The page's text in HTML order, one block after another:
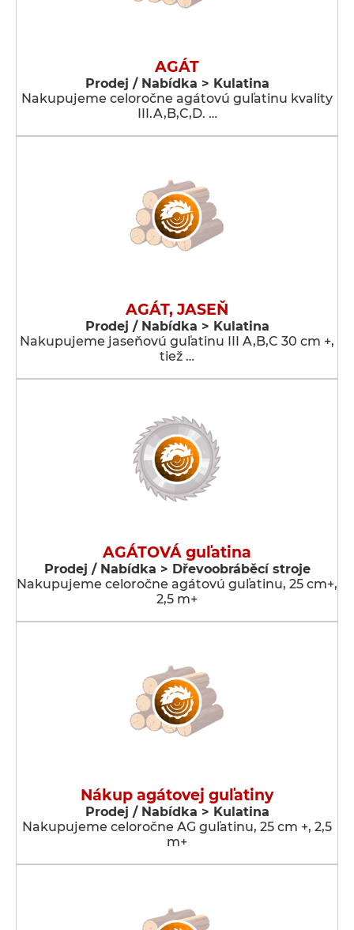
AGÁT
Prodej / Nabídka > Kulatina
Nakupujeme celoročne agátovú guľatinu kvality
III.A,B,C,D. …
AGÁT, JASEŇ
Prodej / Nabídka > Kulatina
Nakupujeme jaseňovú guľatinu III A,B,C 30 cm +,
tiež …
AGÁTOVÁ guľatina
Prodej / Nabídka > Dřevoobráběcí stroje
Nakupujeme celoročne agátovú guľatinu, 25 cm+,
2,5 m+
Nákup agátovej guľatiny
Prodej / Nabídka > Kulatina
Nakupujeme celoročne AG guľatinu, 25 cm +, 2,5
m+